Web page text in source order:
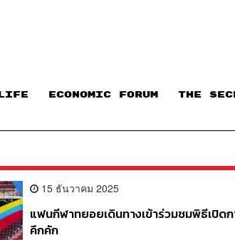
LIFE ECONOMIC FORUM THE
15 ธันวาคม 2025
แฟนกีฬาทยอยเดินทางเข้าร่วมชมพิธีเปิด
คึกคัก